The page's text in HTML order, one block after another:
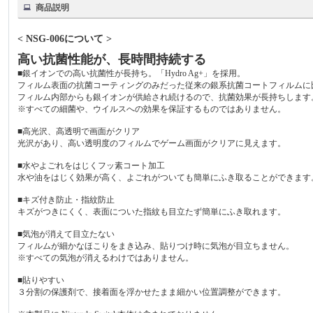
商品説明
< NSG-006について >
高い抗菌性能が、長時間持続する
■銀イオンでの高い抗菌性が長持ち。「Hydro Ag+」を採用。
フィルム表面の抗菌コーティングのみだった従来の銀系抗菌コートフィルムに
フィルム内部からも銀イオンが供給され続けるので、抗菌効果が長持ちします
※すべての細菌や、ウイルスへの効果を保証するものではありません。
■高光沢、高透明で画面がクリア
光沢があり、高い透明度のフィルムでゲーム画面がクリアに見えます。
■水やよごれをはじくフッ素コート加工
水や油をはじく効果が高く、よごれがついても簡単にふき取ることができます
■キズ付き防止・指紋防止
キズがつきにくく、表面についた指紋も目立たず簡単にふき取れます。
■気泡が消えて目立たない
フィルムが細かなほこりをまき込み、貼りつけ時に気泡が目立ちません。
※すべての気泡が消えるわけではありません。
■貼りやすい
３分割の保護剤で、接着面を浮かせたまま細かい位置調整ができます。